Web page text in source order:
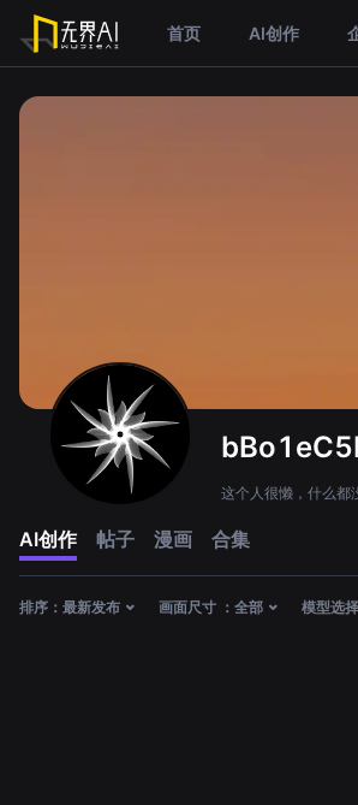
首页 AI创作
这个人很懒，什么都
AI创作 帖子 漫画 合集
排序： 最新发布 画面尺寸 ： 全部 模型选择